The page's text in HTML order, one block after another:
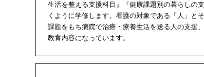
生活を整える支援科目』『健康課題別の暮らしの
くように学修します。看護の対象である「人」と
課題をもち病院で治療・療養生活を送る人の支援
教育内容になっています。